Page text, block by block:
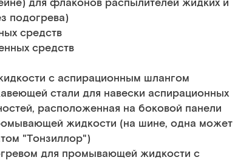
подогрева)
средств
средств
с аспирационным шлангом
стали для навески аспирационных
расположенная на боковой панели
жидкости (на шине, одна может
"Тонзиллор")
для промывающей жидкости с